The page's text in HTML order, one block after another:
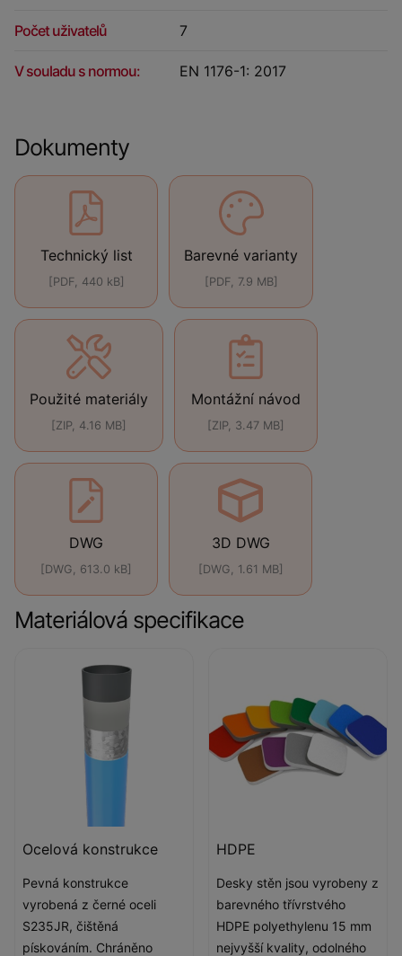
Počet uživatelů 7
V souladu s normou: EN 1176-1: 2017
Dokumenty
Technický list
[PDF, 440 kB]
Barevné varianty
[PDF, 7.9 MB]
Použité materiály
[ZIP, 4.16 MB]
Montážní návod
[ZIP, 3.47 MB]
DWG
[DWG, 613.0 kB]
3D DWG
[DWG, 1.61 MB]
Materiálová specifikace
Ocelová konstrukce
Pevná konstrukce
vyrobená z černé oceli
S235JR, čištěná
pískováním. Chráněno
HDPE
Desky stěn jsou vyrobeny z
barevného třívrstvého
HDPE polyethylenu 15 mm
nejvyšší kvality, odolného